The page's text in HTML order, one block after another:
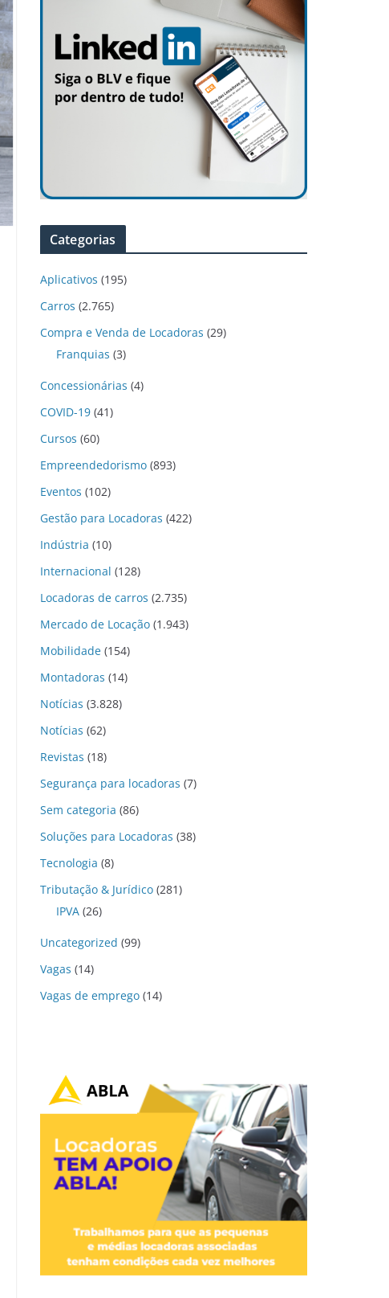
Categorias
Aplicativos (195)
Carros (2.765)
Compra e Venda de Locadoras (29)
Franquias (3)
Concessionárias (4)
COVID-19 (41)
Cursos (60)
Empreendedorismo (893)
Eventos (102)
Gestão para Locadoras (422)
Indústria (10)
Internacional (128)
Locadoras de carros (2.735)
Mercado de Locação (1.943)
Mobilidade (154)
Montadoras (14)
Notícias (3.828)
Notícias (62)
Revistas (18)
Segurança para locadoras (7)
Sem categoria (86)
Soluções para Locadoras (38)
Tecnologia (8)
Tributação & Jurídico (281)
IPVA (26)
Uncategorized (99)
Vagas (14)
Vagas de emprego (14)